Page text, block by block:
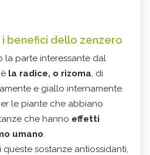
benefici dello zenzero
la parte interessante dal
la radice, o rizoma, di
e giallo internamente.
le piante che abbiano
che hanno effetti
umano.
sostanze antiossidanti,